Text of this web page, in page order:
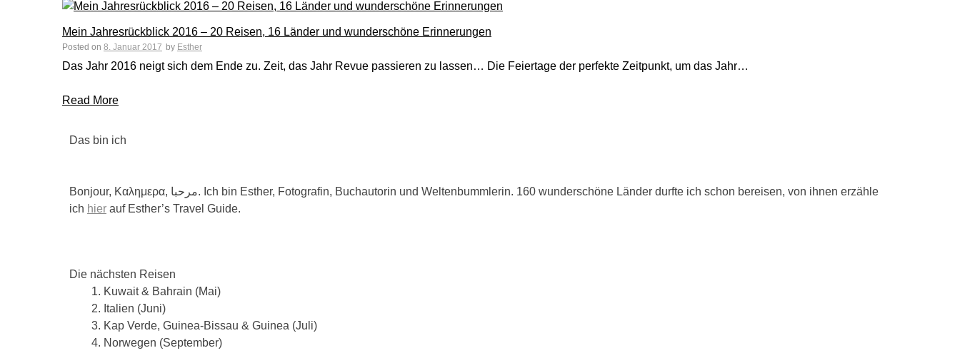
Mein Jahresrückblick 2016 – 20 Reisen, 16 Länder und wunderschöne Erinnerungen
Posted on 8. Januar 2017 by Esther
Das Jahr 2016 neigt sich dem Ende zu. Zeit, das Jahr Revue passieren zu lassen… Die Feiertage der perfekte Zeitpunkt, um das Jahr…
Read More
Das bin ich
Bonjour, Καλημερα, مرحبا. Ich bin Esther, Fotografin, Buchautorin und Weltenbummlerin. 160 wunderschöne Länder durfte ich schon bereisen, von ihnen erzähle
ich hier auf Esther’s Travel Guide.
Die nächsten Reisen
Kuwait & Bahrain (Mai)
Italien (Juni)
Kap Verde, Guinea-Bissau & Guinea (Juli)
Norwegen (September)